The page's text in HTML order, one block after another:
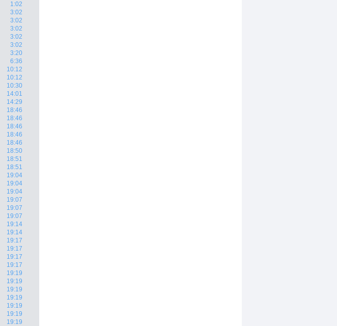
1:02
3:02
3:02
3:02
3:02
3:02
3:20
6:36
10:12
10:12
10:30
14:01
14:29
18:46
18:46
18:46
18:46
18:46
18:50
18:51
18:51
19:04
19:04
19:04
19:07
19:07
19:07
19:14
19:14
19:17
19:17
19:17
19:17
19:19
19:19
19:19
19:19
19:19
19:19
19:19